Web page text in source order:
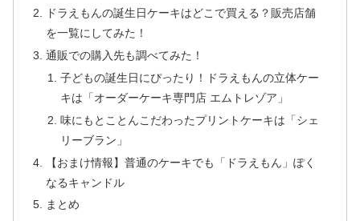
ドラえもんの誕生日ケーキはどこで買える？販売店舗
を一覧にしてみた！
通販での購入先も調べてみた！
子どもの誕生日にぴったり！ドラえもんの立体ケー
キは「オーダーケーキ専門店 エムトレゾア」
味にもとことんこだわったプリントケーキは「シェ
リーブラン」
【おまけ情報】普通のケーキでも「ドラえもん」ぽく
なるキャンドル
まとめ